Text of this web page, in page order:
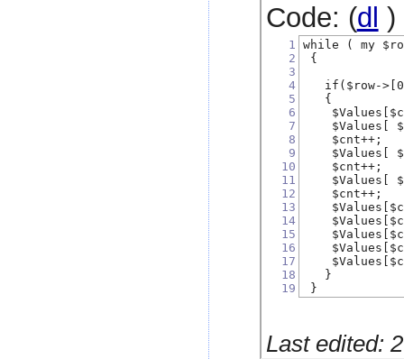
Code: (dl )
1
2
3
4
5
6
7
8
9
10
11
12
13
14
15
16
17
18
19
while ( my
{
if($row-
   {
$Values[
    $cnt++;
$Values[
    $cnt++;
$Values[
    $cnt++;
   }
}
Last edited: